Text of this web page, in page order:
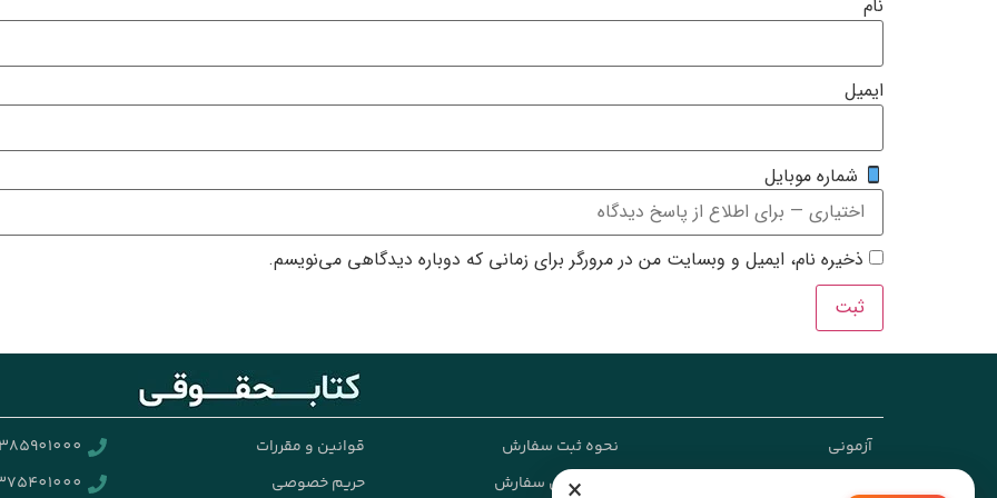
نام
ایمیل
شماره موبایل
ذخیره نام، ایمیل و وبسایت من در مرورگر برای زمانی که دوباره دیدگاهی می‌نویسم.
آزمونی
نحوه ثبت سفارش
رویه ارسال سفارش
قوانین و مقررات
حریم خصوصی